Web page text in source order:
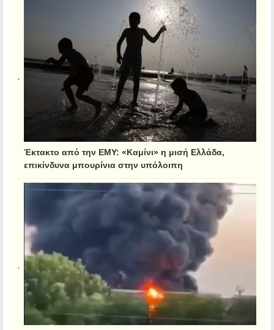
Έκτακτο από την ΕΜΥ: «Καμίνι» η μισή Ελλάδα,
επικίνδυνα μπουρίνια στην υπόλοιπη